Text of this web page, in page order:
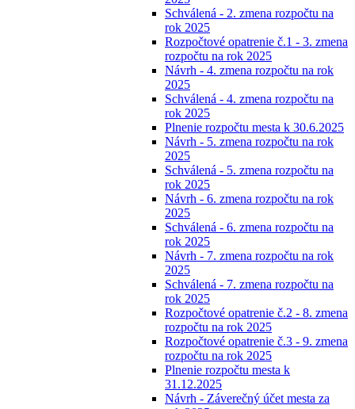
Schválená - 2. zmena rozpočtu na
rok 2025
Rozpočtové opatrenie č.1 - 3. zmena
rozpočtu na rok 2025
Návrh - 4. zmena rozpočtu na rok
2025
Schválená - 4. zmena rozpočtu na
rok 2025
Plnenie rozpočtu mesta k 30.6.2025
Návrh - 5. zmena rozpočtu na rok
2025
Schválená - 5. zmena rozpočtu na
rok 2025
Návrh - 6. zmena rozpočtu na rok
2025
Schválená - 6. zmena rozpočtu na
rok 2025
Návrh - 7. zmena rozpočtu na rok
2025
Schválená - 7. zmena rozpočtu na
rok 2025
Rozpočtové opatrenie č.2 - 8. zmena
rozpočtu na rok 2025
Rozpočtové opatrenie č.3 - 9. zmena
rozpočtu na rok 2025
Plnenie rozpočtu mesta k
31.12.2025
Návrh - Záverečný účet mesta za